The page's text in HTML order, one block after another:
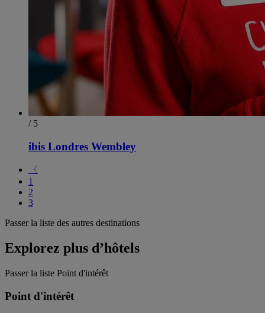
/ 5
ibis Londres Wembley
〈
1
2
3
Passer la liste des autres destinations
Explorez plus d’hôtels
Passer la liste Point d'intérêt
Point d'intérêt